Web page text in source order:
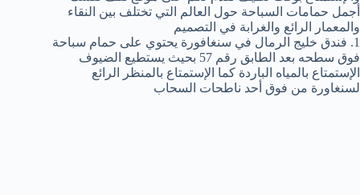
أجمل حمامات السباحة حول العالم التي تختلف بين النقاء
والمعمار الرائع والغرابة في التصميم
1. فندق خليج الرمال في سنغافورة يحتوي على حمام سباحة
فوق سطحه بعد الطابق رقم 57 بحيث يستطيع الضيوف
الإستمتاع بالمياه الباردة كما الإستمتاع بالمنظر الرائع
لسنغاورة من فوق أحد ناطحات السحاب